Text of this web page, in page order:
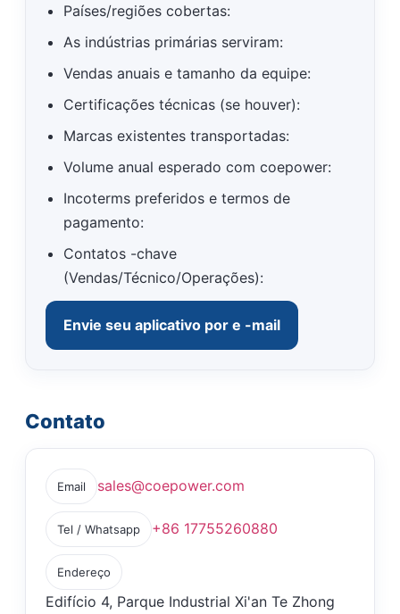
Países/regiões cobertas:
As indústrias primárias serviram:
Vendas anuais e tamanho da equipe:
Certificações técnicas (se houver):
Marcas existentes transportadas:
Volume anual esperado com coepower:
Incoterms preferidos e termos de
pagamento:
Contatos -chave
(Vendas/Técnico/Operações):
Envie seu aplicativo por e -mail
Contato
Email sales@coepower.com
Tel / Whatsapp +86 17755260880
Endereço
Edifício 4, Parque Industrial Xi'an Te Zhong